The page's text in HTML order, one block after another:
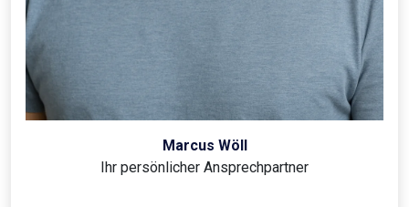
Marcus Wöll
Ihr persönlicher Ansprechpartner